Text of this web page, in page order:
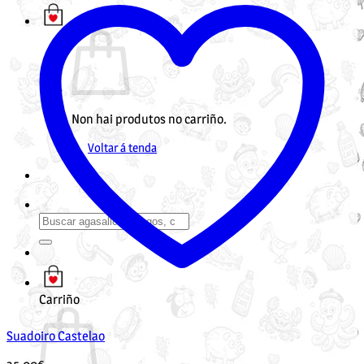
Non hai produtos no carriño.
Voltar á tenda
Buscar
por:
Carriño
Suadoiro Castelao